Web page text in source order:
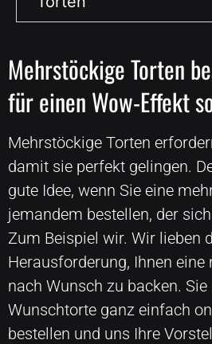
Mehrstöckige Torten
für einen Wow-Effekt
Mehrstöckige Torten
damit sie perfekt gelingen.
gute Idee, wenn Sie eine
jemandem bestellen, der
Zum Beispiel wir. Wir lieben
Herausforderung, Ihnen
nach Wunsch zu backen.
Wunschtorte ganz einfach
bestellen und uns Ihre